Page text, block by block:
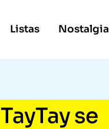
Listas Nostalgia
se